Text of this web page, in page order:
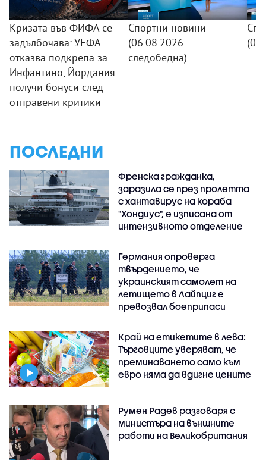
Кризата във ФИФА се
задълбочава: УЕФА
отказва подкрепа за
Инфантино, Йордания
получи бонуси след
отправени критики
Спортни новини
(06.08.2026 -
следобедна)
ПОСЛЕДНИ
Френска гражданка,
заразила се през пролетта
с хантавирус на кораба
"Хондиус", е изписана от
интензивното отделение
Германия опроверга
твърдението, че
украинският самолет на
летището в Лайпциг е
превозвал боеприпаси
Край на етикетите в лева:
Търговците уверяват, че
преминаването само към
евро няма да вдигне цените
Румен Радев разговаря с
министъра на външните
работи на Великобритания